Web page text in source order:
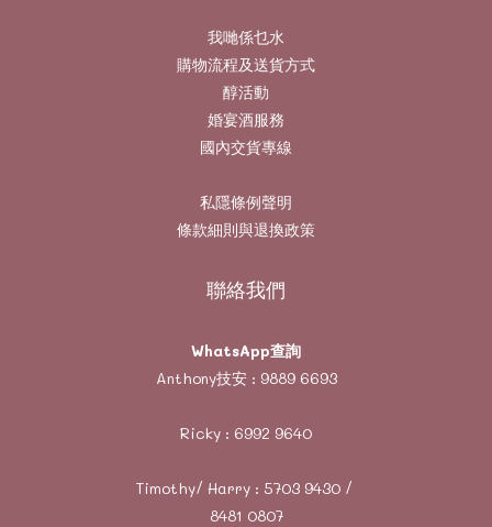
我哋係乜水
購物流程及送貨方式
醇活動
婚宴酒服務
國內交貨專線
私隱條例聲明
條款細則與退換政策
聯絡我們
WhatsApp查詢
Anthony技安 : 9889 6693
Ricky : 6992 9640
Timothy/ Harry : 5703 9430/
8481 0807